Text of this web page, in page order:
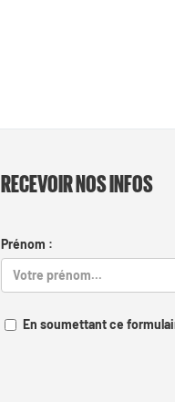
RECEVOIR NOS INFOS
Prénom :
En soumettant ce